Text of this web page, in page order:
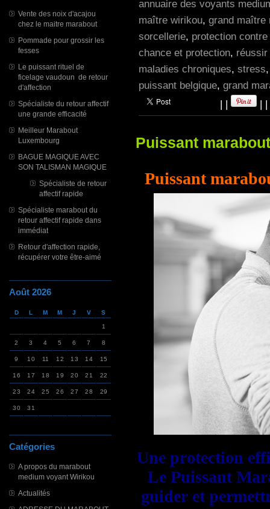
Vente des noix d'acajou
chez le maitre marabout
Pommade pour grossir les
fesses
Le puissant rituel de
ficelage vaudoun de retour
d'affection
Spécialiste du retour affectif
une grande efficacité
Meilleur Marabout
Luxembourg
BAGUE MAGIQUE AVEC
SON TALISMAN MAGIQUE
Spécialiste de retour
affectif rapide
Spécialiste marabout du
retour affectif rapide dans
immédiat
Retour d'affection rapide,
récupérer votre être-aimé
Août 2026
D L M M J V S
1
2 3 4 5 6 7 8
9 10 11 12 13 14 15
16 17 18 19 20 21 22
23 24 25 26 27 28 29
30 31
Catégories
A propos du marabout
medium voyant Wirikou
Actualités
annuaire des voyants
maître wirikou, grand maître
sorcellerie, protection
chance et protection,
maladies chroniques, stress
puissant belgique, grand
| | | |
Puissant
Puissant
Une protection
Le Puissant
guider et